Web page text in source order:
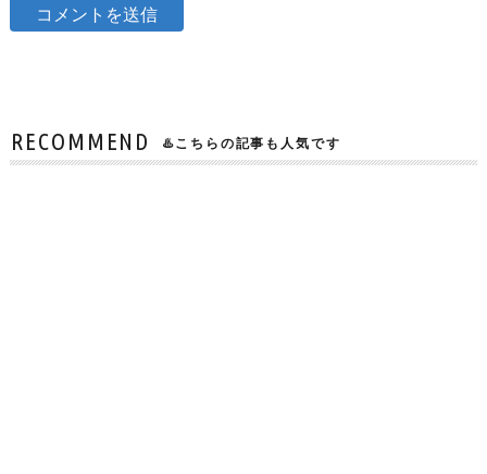
RECOMMEND ♨️こちらの記事も人気です